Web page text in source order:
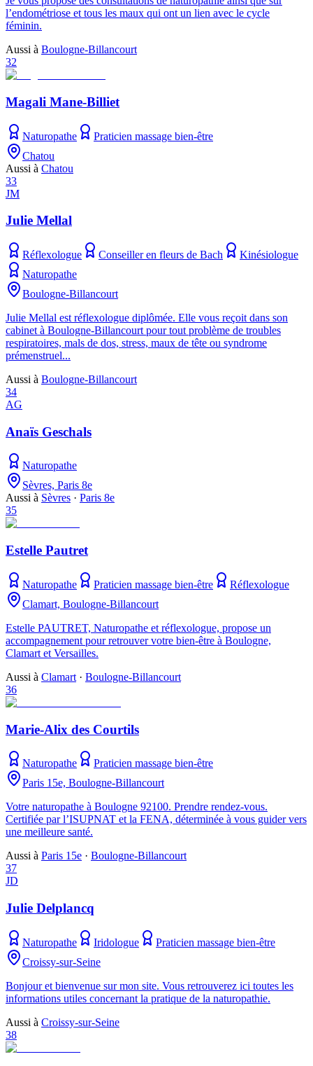
l’endométriose et tous les maux qui ont un lien avec le cycle
féminin.
Aussi à Boulogne-Billancourt
32
Magali Mane-Billiet
Naturopathe
Praticien massage bien-être
Chatou
Aussi à Chatou
33
JM
Julie Mellal
Réflexologue Conseiller en fleurs de Bach
Kinésiologue
Naturopathe
Boulogne-Billancourt
Julie Mellal est réflexologue diplômée. Elle vous reçoit dans son
cabinet à Boulogne-Billancourt pour tout problème de troubles
respiratoires, mals de dos, stress, maux de tête ou syndrome
prémenstruel...
Aussi à Boulogne-Billancourt
34
AG
Anaïs Geschals
Naturopathe
Sèvres, Paris 8e
Aussi à Sèvres · Paris 8e
35
Estelle Pautret
Naturopathe Praticien massage bien-être
Réflexologue
Clamart, Boulogne-Billancourt
Estelle PAUTRET, Naturopathe et réflexologue, propose un
accompagnement pour retrouver votre bien-être à Boulogne,
Clamart et Versailles.
Aussi à Clamart · Boulogne-Billancourt
36
Marie-Alix des Courtils
Naturopathe
Praticien massage bien-être
Paris 15e, Boulogne-Billancourt
Votre naturopathe à Boulogne 92100. Prendre rendez-vous.
Certifiée par l’ISUPNAT et la FENA, déterminée à vous guider vers
une meilleure santé.
Aussi à Paris 15e · Boulogne-Billancourt
37
JD
Julie Delplancq
Naturopathe Iridologue
Praticien massage bien-être
Croissy-sur-Seine
Bonjour et bienvenue sur mon site. Vous retrouverez ici toutes les
informations utiles concernant la pratique de la naturopathie.
Aussi à Croissy-sur-Seine
38